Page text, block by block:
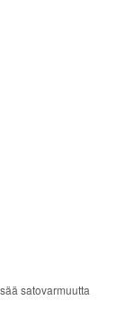
satovarmuutta